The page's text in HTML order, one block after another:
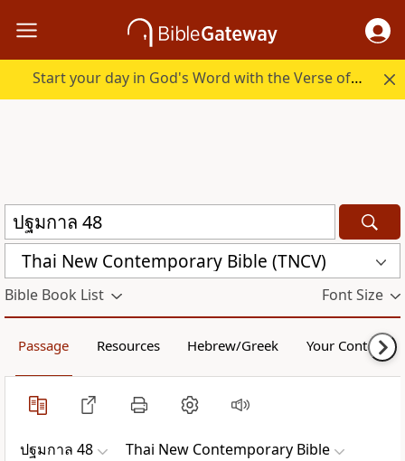
Start your day in God's Word with the Verse of the Day.
Thai New Contemporary Bible (TNCV)
Bible Book List Font Size
Passage Resources Hebrew/Greek Your Content
ปฐมกาล 48 Thai New Contemporary Bible